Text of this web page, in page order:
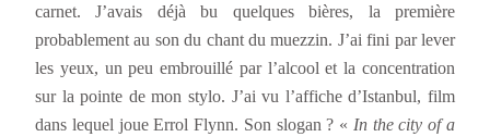
carnet. J’avais déjà bu quelques bières, la première
probablement au son du chant du muezzin. J’ai fini par lever
les yeux, un peu embrouillé par l’alcool et la concentration
sur la pointe de mon stylo. J’ai vu l’affiche d’Istanbul, film
dans lequel joue Errol Flynn. Son slogan ? « In the city of a